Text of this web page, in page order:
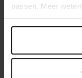
passen. Meer
meer informatie.
Zonnebloempitten